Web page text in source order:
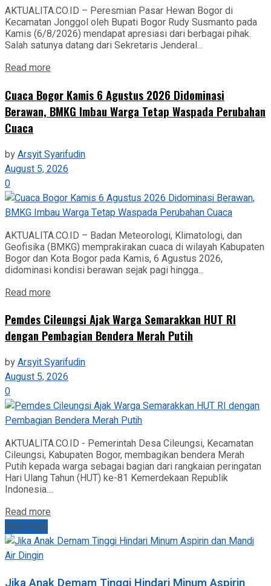
AKTUALITA.CO.ID – Peresmian Pasar Hewan Bogor di
Kecamatan Jonggol oleh Bupati Bogor Rudy Susmanto pada
Kamis (6/8/2026) mendapat apresiasi dari berbagai pihak.
Salah satunya datang dari Sekretaris Jenderal...
Read more
Cuaca Bogor Kamis 6 Agustus 2026 Didominasi
Berawan, BMKG Imbau Warga Tetap Waspada Perubahan
Cuaca
byArsyit Syarifudin
August 5, 2026
0
AKTUALITA.CO.ID – Badan Meteorologi, Klimatologi, dan
Geofisika (BMKG) memprakirakan cuaca di wilayah Kabupaten
Bogor dan Kota Bogor pada Kamis, 6 Agustus 2026,
didominasi kondisi berawan sejak pagi hingga...
Read more
Pemdes Cileungsi Ajak Warga Semarakkan HUT RI
dengan Pembagian Bendera Merah Putih
byArsyit Syarifudin
August 5, 2026
0
AKTUALITA.CO.ID - Pemerintah Desa Cileungsi, Kecamatan
Cileungsi, Kabupaten Bogor, membagikan bendera Merah
Putih kepada warga sebagai bagian dari rangkaian peringatan
Hari Ulang Tahun (HUT) ke-81 Kemerdekaan Republik
Indonesia....
Read more
Next Post